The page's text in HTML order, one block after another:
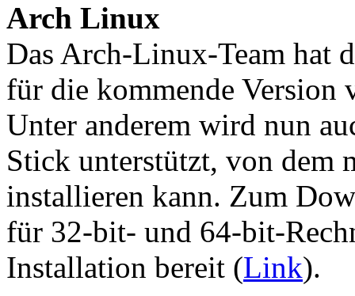
Arch Linux
Das Arch-Linux-Team hat
für die kommende
Unter anderem wird nun
Stick unterstützt, von dem
installieren kann. Zum
für 32-bit- und 64-bit-
Installation bereit (Link).